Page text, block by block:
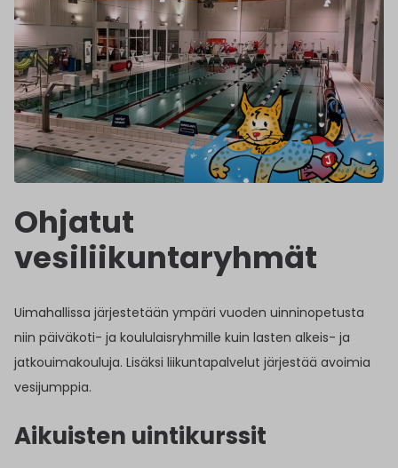
Ohjatut
vesiliikuntaryhmät
Uimahallissa järjestetään ympäri vuoden uinninopetusta
niin päiväkoti- ja koululaisryhmille kuin lasten alkeis- ja
jatkouimakouluja. Lisäksi liikuntapalvelut järjestää avoimia
vesijumppia.
Aikuisten uintikurssit